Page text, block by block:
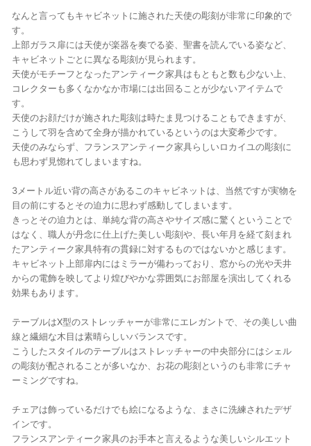
なんと言ってもキャビネットに施された天使の彫刻が非常に印象的で
す。
上部ガラス扉には天使が楽器を奏でる姿、聖書を読んでいる姿など、
キャビネットごとに異なる彫刻が見られます。
天使がモチーフとなったアンティーク家具はもともと数も少ない上、
コレクターも多くなかなか市場には出回ることが少ないアイテムで
す。
天使のお顔だけが施された彫刻は時たま見つけることもできますが、
こうして羽を含めて全身が描かれているというのは大変希少です。
天使のみならず、フランスアンティーク家具らしいロカイユの彫刻に
も思わず見惚れてしまいますね。
3メートル近い背の高さがあるこのキャビネットは、当然ですが実物を
目の前にするとその迫力に思わず感動してしまいます。
きっとその迫力とは、単純な背の高さやサイズ感に驚くということで
はなく、職人が丹念に仕上げた美しい彫刻や、長い年月を経て刻まれ
たアンティーク家具特有の貫録に対するものではないかと感じます。
キャビネット上部扉内にはミラーが備わっており、窓からの光や天井
からの電飾を映してより煌びやかな雰囲気にお部屋を演出してくれる
効果もあります。
テーブルはX型のストレッチャーが非常にエレガントで、その美しい曲
線と繊細な木目は素晴らしいバランスです。
こうしたスタイルのテーブルはストレッチャーの中央部分にはシェル
の彫刻が配されることが多いなか、お花の彫刻というのも非常にチャ
ーミングですね。
チェアは飾っているだけでも絵になるような、まさに洗練されたデザ
インです。
フランスアンティーク家具のお手本と言えるような美しいシルエット